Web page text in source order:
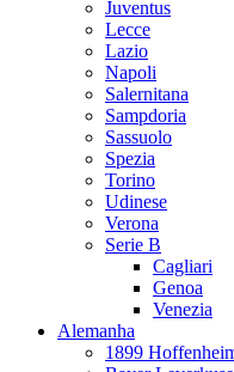
Juventus
Lecce
Lazio
Napoli
Salernitana
Sampdoria
Sassuolo
Spezia
Torino
Udinese
Verona
Serie B
Cagliari
Genoa
Venezia
Alemanha
1899